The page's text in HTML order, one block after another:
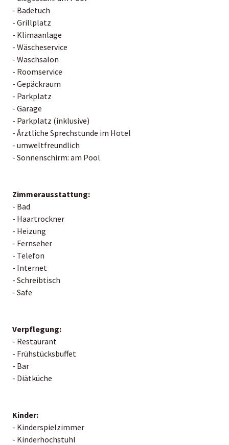
- Badetuch
- Grillplatz
- Klimaanlage
- Wäscheservice
- Waschsalon
- Roomservice
- Gepäckraum
- Parkplatz
- Garage
- Parkplatz (inklusive)
- Ärztliche Sprechstunde im Hotel
- umweltfreundlich
- Sonnenschirm: am Pool
Zimmerausstattung:
- Bad
- Haartrockner
- Heizung
- Fernseher
- Telefon
- Internet
- Schreibtisch
- Safe
Verpflegung:
- Restaurant
- Frühstücksbuffet
- Bar
- Diätküche
Kinder:
- Kinderspielzimmer
- Kinderhochstuhl